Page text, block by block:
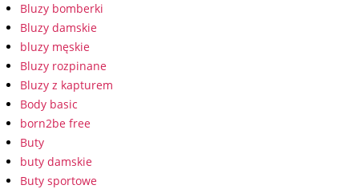
Bluzy bomberki
Bluzy damskie
bluzy męskie
Bluzy rozpinane
Bluzy z kapturem
Body basic
born2be free
Buty
buty damskie
Buty sportowe